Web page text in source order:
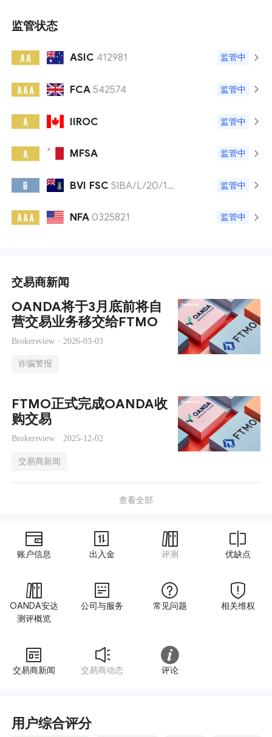
监管状态
A A ASIC 412981 监管中
A A A FCA 542574 监管中
A IIROC 监管中
A MFSA 监管中
B BVI FSC SIBA/L/20/1130 监管中
A A A NFA 0325821 监管中
交易商新闻
OANDA将于3月底前将自
营交易业务移交给FTMO
Brokersview · 2026-03-03
诈骗警报
FTMO正式完成OANDA收
购交易
Brokersview · 2025-12-02
交易商新闻
查看全部
账户信息 出入金 评测 优缺点
OANDA安达
测评概览
公司与服务 常见问题 相关维权
交易商新闻 交易商动态 评论
用户综合评分